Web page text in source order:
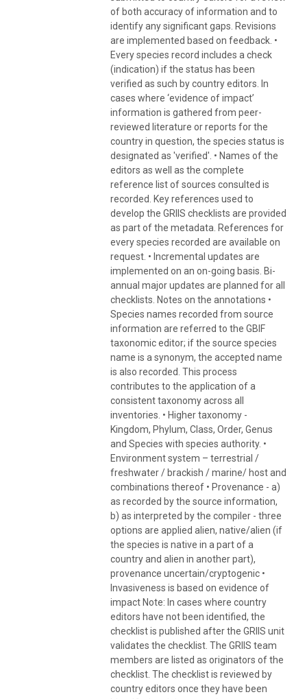
of both accuracy of information and to
identify any significant gaps. Revisions
are implemented based on feedback. •
Every species record includes a check
(indication) if the status has been
verified as such by country editors. In
cases where ‘evidence of impact’
information is gathered from peer-
reviewed literature or reports for the
country in question, the species status is
designated as 'verified'. • Names of the
editors as well as the complete
reference list of sources consulted is
recorded. Key references used to
develop the GRIIS checklists are provided
as part of the metadata. References for
every species recorded are available on
request. • Incremental updates are
implemented on an on-going basis. Bi-
annual major updates are planned for all
checklists. Notes on the annotations •
Species names recorded from source
information are referred to the GBIF
taxonomic editor; if the source species
name is a synonym, the accepted name
is also recorded. This process
contributes to the application of a
consistent taxonomy across all
inventories. • Higher taxonomy -
Kingdom, Phylum, Class, Order, Genus
and Species with species authority. •
Environment system – terrestrial /
freshwater / brackish / marine/ host and
combinations thereof • Provenance - a)
as recorded by the source information,
b) as interpreted by the compiler - three
options are applied alien, native/alien (if
the species is native in a part of a
country and alien in another part),
provenance uncertain/cryptogenic •
Invasiveness is based on evidence of
impact Note: In cases where country
editors have not been identified, the
checklist is published after the GRIIS unit
validates the checklist. The GRIIS team
members are listed as originators of the
checklist. The checklist is reviewed by
country editors once they have been